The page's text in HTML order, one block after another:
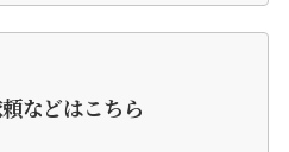
などはこちら